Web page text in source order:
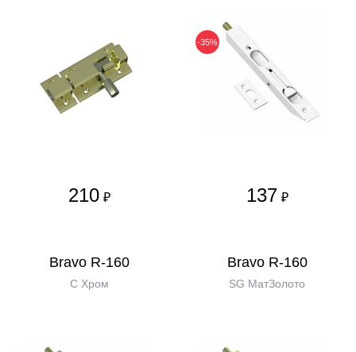
210 ₽
-35%
137 ₽
Bravo R-160
C Хром
Bravo R-160
SG МатЗолото